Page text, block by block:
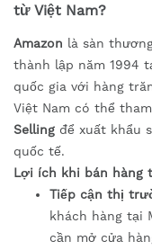
từ Việt Nam?
Amazon là sàn
thành lập năm 1994
quốc gia với hàng
Việt Nam có thể
Selling để xuất khẩu
quốc tế.
Lợi ích khi bán hàng
Tiếp cận thị
khách hàng tại
cần mở cửa